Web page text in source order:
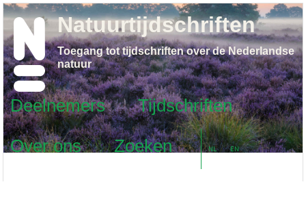
Deelnemers
Tijdschriften
Over ons
Zoeken NL EN
Natuurtijdschriften
Toegang tot tijdschriften over de Nederlandse
natuur